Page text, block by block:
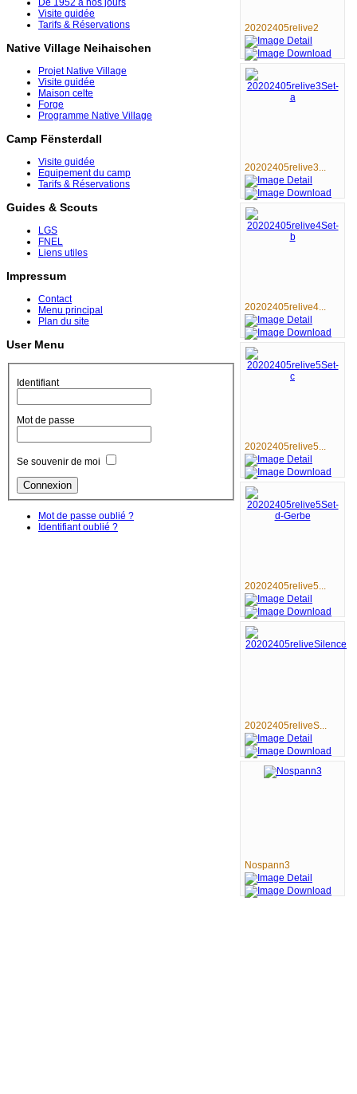
De 1952 à nos jours
Visite guidée
Tarifs & Réservations
Native Village Neihaischen
Projet Native Village
Visite guidée
Maison celte
Forge
Programme Native Village
Camp Fënsterdall
Visite guidée
Equipement du camp
Tarifs & Réservations
Guides & Scouts
LGS
FNEL
Liens utiles
Impressum
Contact
Menu principal
Plan du site
User Menu
Identifiant
Mot de passe
Se souvenir de moi
Mot de passe oublié ?
Identifiant oublié ?
20202405relive2
20202405relive3...
20202405relive4...
20202405relive5...
20202405relive5...
20202405reliveS...
Nospann3